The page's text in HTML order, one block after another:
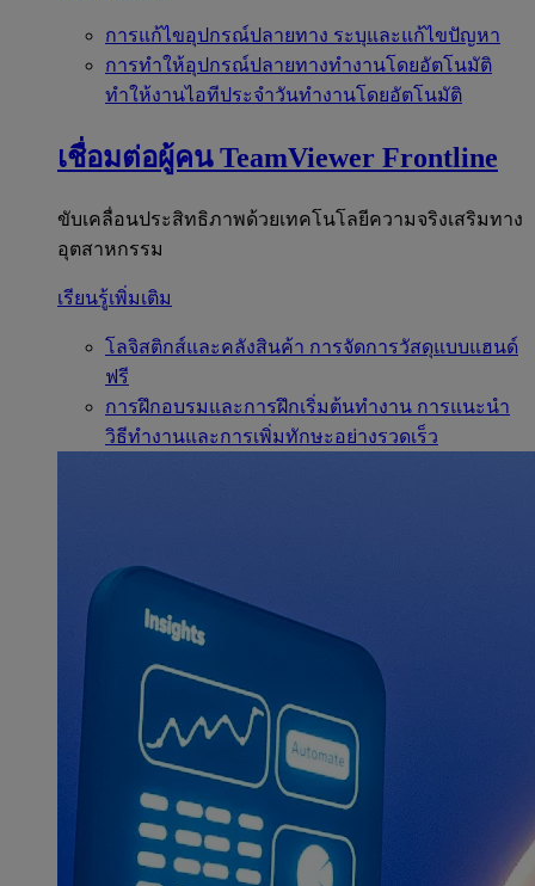
การแก้ไขอุปกรณ์ปลายทาง ระบุและแก้ไขปัญหา
การทำให้อุปกรณ์ปลายทางทำงานโดยอัตโนมัติ
ทำให้งานไอทีประจำวันทำงานโดยอัตโนมัติ
เชื่อมต่อผู้คน TeamViewer Frontline
ขับเคลื่อนประสิทธิภาพด้วยเทคโนโลยีความจริงเสริมทาง
อุตสาหกรรม
เรียนรู้เพิ่มเติม
โลจิสติกส์และคลังสินค้า การจัดการวัสดุแบบแฮนด์
ฟรี
การฝึกอบรมและการฝึกเริ่มต้นทำงาน การแนะนำ
วิธีทำงานและการเพิ่มทักษะอย่างรวดเร็ว